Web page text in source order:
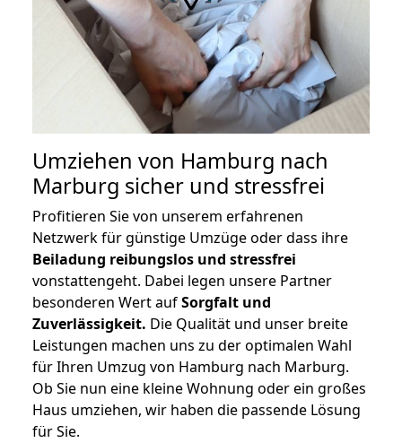
Umziehen von Hamburg nach
Marburg sicher und stressfrei
Profitieren Sie von unserem erfahrenen
Netzwerk für günstige Umzüge oder dass ihre
Beiladung reibungslos und stressfrei
vonstattengeht. Dabei legen unsere Partner
besonderen Wert aufSorgfalt und
Zuverlässigkeit. Die Qualität und unser breite
Leistungen machen uns zu der optimalen Wahl
für Ihren Umzug von Hamburg nach Marburg.
Ob Sie nun eine kleine Wohnung oder ein großes
Haus umziehen, wir haben die passende Lösung
für Sie.